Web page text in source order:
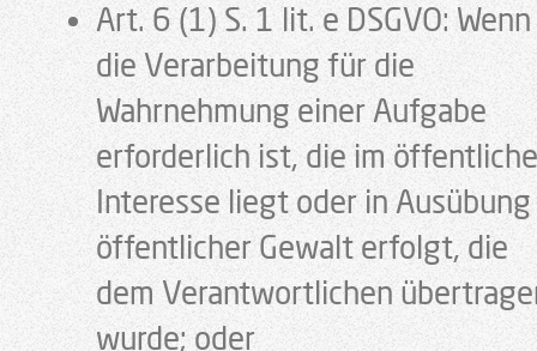
Art. 6 (1) S. 1 lit. e DSGVO: Wenn
die Verarbeitung für die
Wahrnehmung einer Aufgabe
erforderlich ist, die im
Interesse liegt oder in Ausübung
öffentlicher Gewalt erfolgt, die
dem Verantwortlichen
wurde; oder